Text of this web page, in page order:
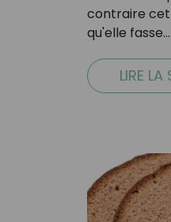
contraire
qu'elle fasse…
LIRE LA